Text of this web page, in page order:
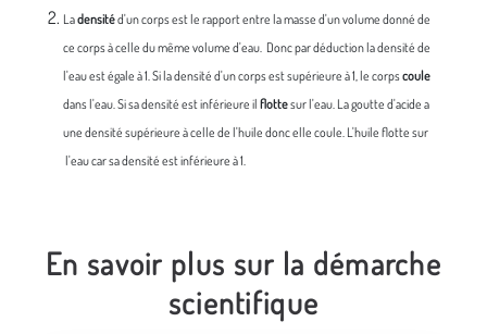
Ladensitéd'un corps est le rapport entre la masse d'un volume donné de
ce corps à celle du même volume d'eau. Donc par déduction la densité de
l'eau est égale à 1. Si la densité d'un corps est supérieure à 1, le corpscoule
dans l'eau. Si sa densité est inférieure il flottesur l'eau. La goutte d'acide a
une densité supérieure à celle de l'huile donc elle coule. L'huile flotte sur
l'eau car sa densité est inférieure à 1.
En savoir plus sur la démarche
scientifique